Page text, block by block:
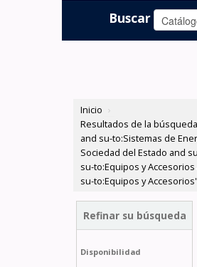
Buscar
Inicio ›
Resultados de la
and su-to:Sistemas de
Sociedad del Estado and
su-to:Equipos y
su-to:Equipos y Accesorios'
Refinar su búsqueda
Disponibilidad